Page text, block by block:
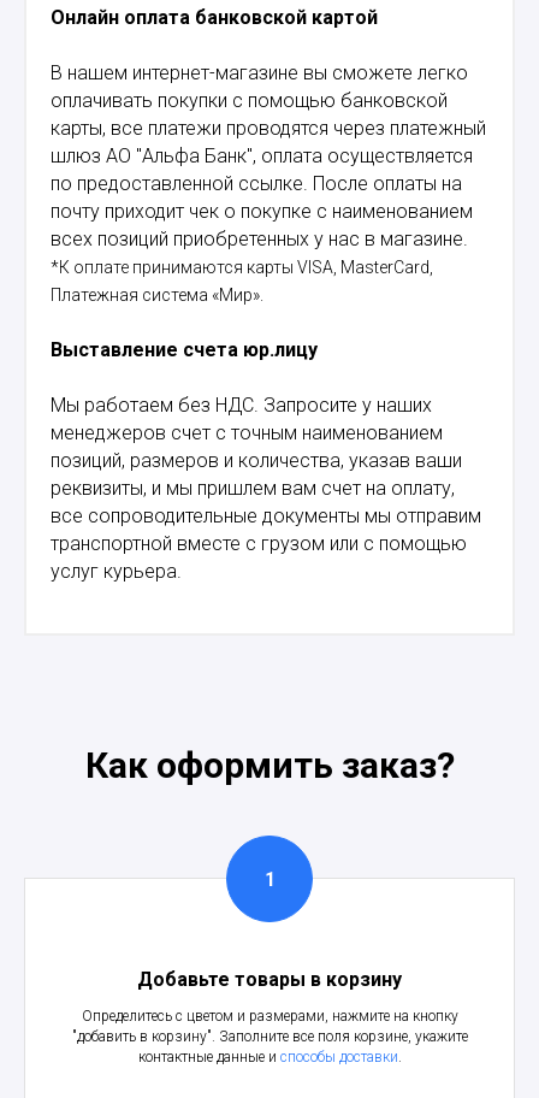
Онлайн оплата банковской картой
В нашем интернет-магазине вы сможете легко
оплачивать покупки с помощью банковской
карты, все платежи проводятся через платежный
шлюз АО "Альфа Банк", оплата осуществляется
по предоставленной ссылке. После оплаты на
почту приходит чек о покупке с наименованием
всех позиций приобретенных у нас в магазине.
*К оплате принимаются карты VISA, MasterCard,
Платежная система «Мир».
Выставление счета юр.лицу
Мы работаем без НДС. Запросите у наших
менеджеров счет с точным наименованием
позиций, размеров и количества, указав ваши
реквизиты, и мы пришлем вам счет на оплату,
все сопроводительные документы мы отправим
транспортной вместе с грузом или с помощью
услуг курьера.
Как оформить заказ?
Добавьте товары в корзину
Определитесь с цветом и размерами, нажмите на кнопку
"добавить в корзину". Заполните все поля корзине, укажите
контактные данные и способы доставки.